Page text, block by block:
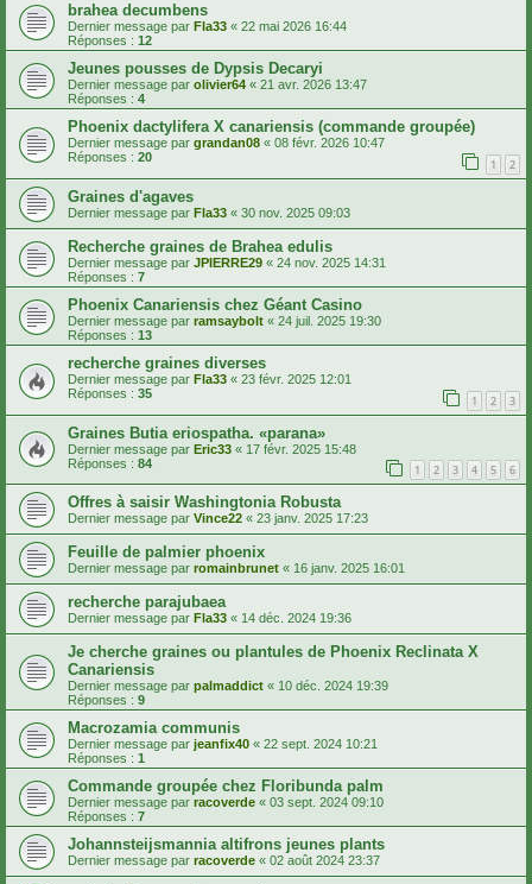
brahea decumbens
Dernier message par Fla33 « 22 mai 2026 16:44
Réponses : 12
Jeunes pousses de Dypsis Decaryi
Dernier message par olivier64 « 21 avr. 2026 13:47
Réponses : 4
Phoenix dactylifera X canariensis (commande groupée)
Dernier message par grandan08 « 08 févr. 2026 10:47
Réponses : 20 1 2
Graines d'agaves
Dernier message par Fla33 « 30 nov. 2025 09:03
Recherche graines de Brahea edulis
Dernier message par JPIERRE29 « 24 nov. 2025 14:31
Réponses : 7
Phoenix Canariensis chez Géant Casino
Dernier message par ramsaybolt « 24 juil. 2025 19:30
Réponses : 13
recherche graines diverses
Dernier message par Fla33 « 23 févr. 2025 12:01
Réponses : 35 1 2 3
Graines Butia eriospatha. «parana»
Dernier message par Eric33 « 17 févr. 2025 15:48
Réponses : 84 1 2 3 4 5 6
Offres à saisir Washingtonia Robusta
Dernier message par Vince22 « 23 janv. 2025 17:23
Feuille de palmier phoenix
Dernier message par romainbrunet « 16 janv. 2025 16:01
recherche parajubaea
Dernier message par Fla33 « 14 déc. 2024 19:36
Je cherche graines ou plantules de Phoenix Reclinata X
Canariensis
Dernier message par palmaddict « 10 déc. 2024 19:39
Réponses : 9
Macrozamia communis
Dernier message par jeanfix40 « 22 sept. 2024 10:21
Réponses : 1
Commande groupée chez Floribunda palm
Dernier message par racoverde « 03 sept. 2024 09:10
Réponses : 7
Johannsteijsmannia altifrons jeunes plants
Dernier message par racoverde « 02 août 2024 23:37